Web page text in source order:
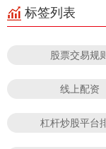
标签列表
股票交易规
线上配资
杠杆炒股平台